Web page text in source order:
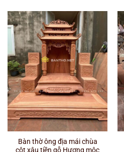
Bàn thờ ông địa mái chùa
cột xâu tiền gỗ Hương mộc